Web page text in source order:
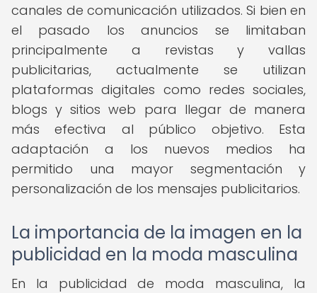
canales de comunicación utilizados. Si bien en
el pasado los anuncios se limitaban
principalmente a revistas y vallas
publicitarias, actualmente se utilizan
plataformas digitales como redes sociales,
blogs y sitios web para llegar de manera
más efectiva al público objetivo. Esta
adaptación a los nuevos medios ha
permitido una mayor segmentación y
personalización de los mensajes publicitarios.
La importancia de la imagen en la
publicidad en la moda masculina
En la publicidad de moda masculina, la